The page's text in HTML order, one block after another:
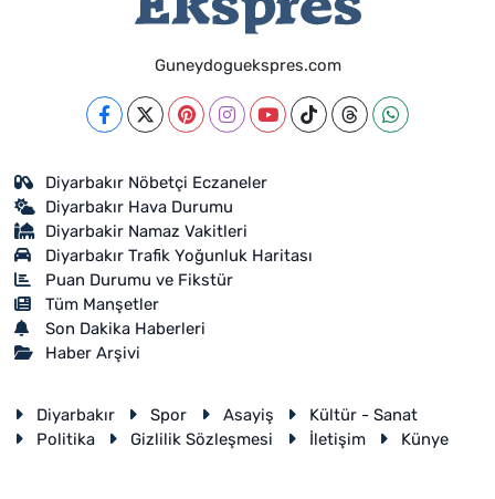
Guneydoguekspres.com
Diyarbakır Nöbetçi Eczaneler
Diyarbakır Hava Durumu
Diyarbakir Namaz Vakitleri
Diyarbakır Trafik Yoğunluk Haritası
Puan Durumu ve Fikstür
Tüm Manşetler
Son Dakika Haberleri
Haber Arşivi
Diyarbakır Spor Asayiş
Kültür - Sanat
Politika
Gizlilik Sözleşmesi İletişim Künye